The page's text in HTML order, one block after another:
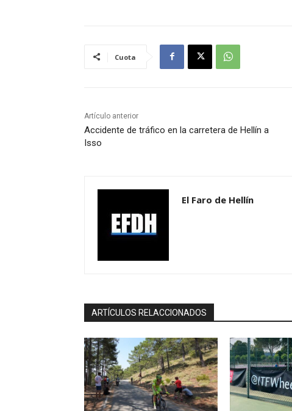
Cuota
Artículo anterior
Accidente de tráfico en la carretera de Hellín a
Isso
El Faro de Hellín
ARTÍCULOS RELACCIONADOS